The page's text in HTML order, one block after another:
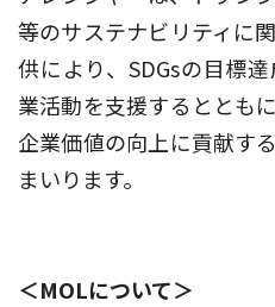
等のサステナビリティに
供により、SDGsの目標
業活動を支援するととも
企業価値の向上に貢献す
まいります。
＜MOLについて＞